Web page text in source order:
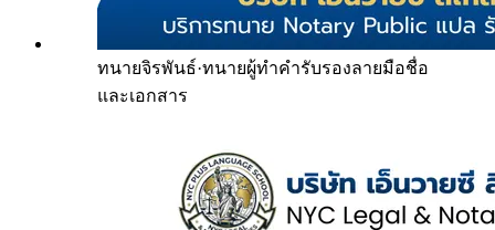
ทนายจิรพันธ์·ทนายผู้ทำคำรับรองลายมือชื่อ
และเอกสาร